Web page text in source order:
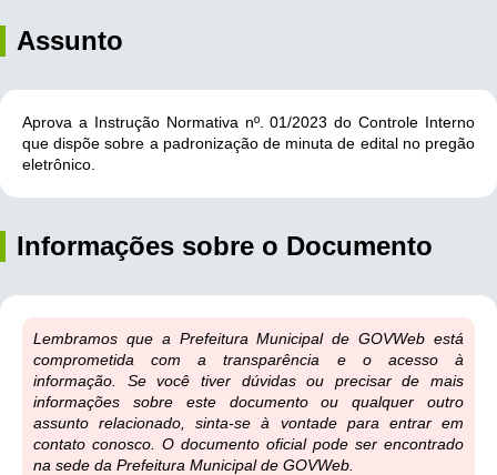
Assunto
Aprova a Instrução Normativa nº. 01/2023 do Controle Interno
que dispõe sobre a padronização de minuta de edital no pregão
eletrônico.
Informações sobre o Documento
Lembramos que a Prefeitura Municipal de GOVWeb está
comprometida com a transparência e o acesso à
informação. Se você tiver dúvidas ou precisar de mais
informações sobre este documento ou qualquer outro
assunto relacionado, sinta-se à vontade para entrar em
contato conosco. O documento oficial pode ser encontrado
na sede da Prefeitura Municipal de GOVWeb.